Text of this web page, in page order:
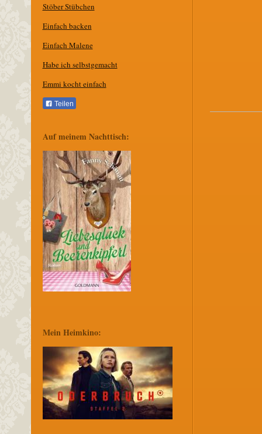
Stöber Stübchen
Einfach backen
Einfach Malene
Habe ich selbstgemacht
Emmi kocht einfach
Teilen
Auf meinem Nachttisch:
Mein Heimkino: